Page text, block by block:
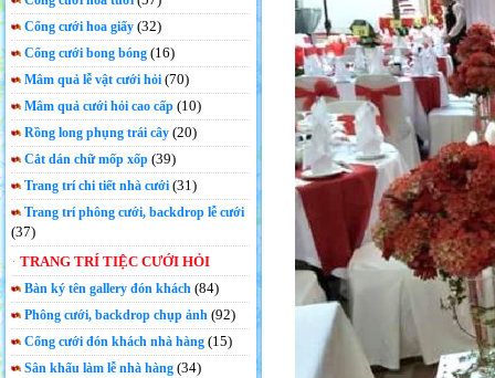
Cổng cưới hoa giấy (32)
Cổng cưới bong bóng (16)
Mâm quả lễ vật cưới hỏi (70)
Mâm quả cưới hỏi cao cấp (10)
Rồng long phụng trái cây (20)
Cắt dán chữ mốp xốp (39)
Trang trí chi tiết nhà cưới (31)
Trang trí phông cưới, backdrop lễ cưới
(37)
TRANG TRÍ TIỆC CƯỚI HỎI
Bàn ký tên gallery đón khách (84)
Phông cưới, backdrop chụp ảnh (92)
Cổng cưới đón khách nhà hàng (15)
Sân khấu làm lễ nhà hàng (34)